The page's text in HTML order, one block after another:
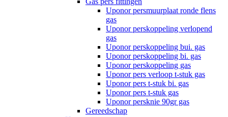
Uponor persmuurplaat ronde flens
gas
Uponor perskoppeling verlopend
gas
Uponor perskoppeling bui. gas
Uponor perskoppeling bi. gas
Uponor perskoppeling gas
Uponor pers verloop t-stuk gas
Uponor pers t-stuk bi. gas
Uponor pers t-stuk gas
Uponor persknie 90gr gas
Gereedschap